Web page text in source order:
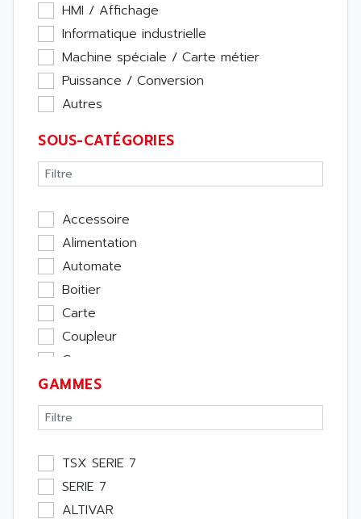
HMI / Affichage
Informatique industrielle
Machine spéciale / Carte métier
Puissance / Conversion
Autres
SOUS-CATÉGORIES
Accessoire
Alimentation
Automate
Boitier
Carte
Coupleur
Cpu
Ecran
Entrée / Sortie
Memoire
Module Métier
Moteur
Pupitre Opérateur
GAMMES
TSX SERIE 7
SERIE 7
ALTIVAR